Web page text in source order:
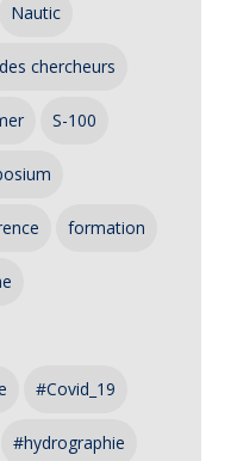
Nautic
chercheurs
S-100
formation
#Covid_19
#hydrographie